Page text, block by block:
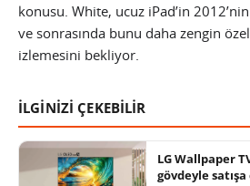
konusu. White, ucuz iPad’in
ve sonrasında bunu daha zengin
izlemesini bekliyor.
İLGİNİZİ ÇEKEBİLİR
LG Wallpaper
gövdeyle satışa